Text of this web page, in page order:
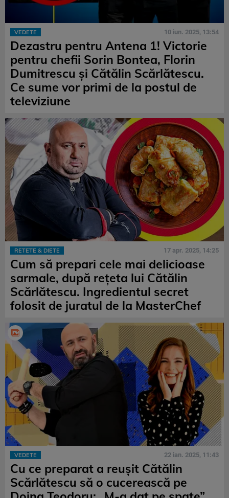
VEDETE 10 iun. 2025, 13:54
Dezastru pentru Antena 1! Victorie
pentru chefii Sorin Bontea, Florin
Dumitrescu și Cătălin Scărlătescu.
Ce sume vor primi de la postul de
televiziune
RETETE & DIETE 17 apr. 2025, 14:25
Cum să prepari cele mai delicioase
sarmale, după reţeta lui Cătălin
Scărlătescu. Ingredientul secret
folosit de juratul de la MasterChef
VEDETE 22 ian. 2025, 11:43
Cu ce preparat a reuşit Cătălin
Scărlătescu să o cucerească pe